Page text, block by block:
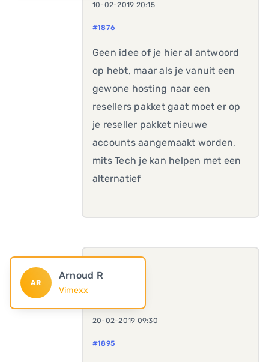
10-02-2019 20:15
#1876
Geen idee of je hier al antwoord
op hebt, maar als je vanuit een
gewone hosting naar een
resellers pakket gaat moet er op
je reseller pakket nieuwe
accounts aangemaakt worden,
mits Tech je kan helpen met een
alternatief
AR
Arnoud R
Vimexx
20-02-2019 09:30
#1895